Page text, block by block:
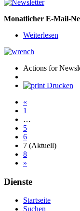
Monatlicher E-Mail-
Weiterlesen
Actions for
Drucken
«
1
…
5
6
7 (Aktuell)
8
»
Dienste
Startseite
Suchen